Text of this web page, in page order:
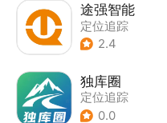
途强智能
定位追踪
2.4
独库圈
定位追踪
0.0